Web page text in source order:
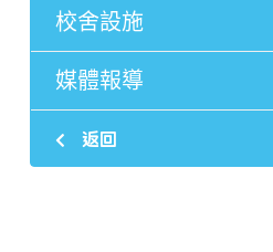
校舍設施
媒體報導
返回